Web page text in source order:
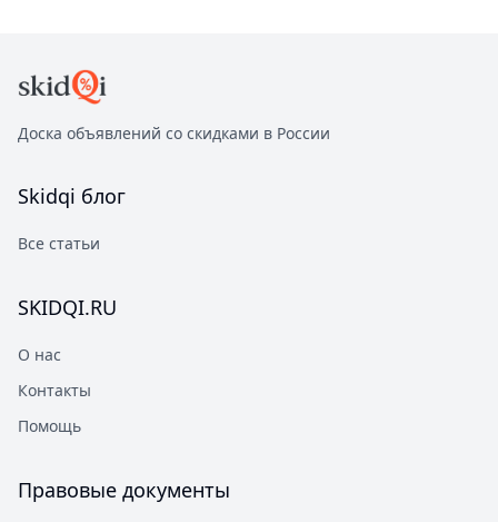
Доска объявлений со скидками в России
Skidqi блог
Все статьи
SKIDQI.RU
О нас
Контакты
Помощь
Правовые документы